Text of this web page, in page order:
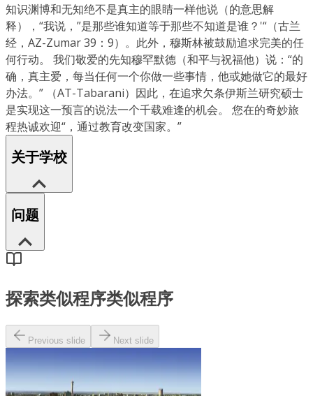
知识渊博和无知绝不是真主的眼睛一样他说（的意思解
释），“我说，”是那些谁知道等于那些不知道是谁？'“（古兰
经，AZ-Zumar 39：9）。此外，穆斯林被鼓励追求完美的任
何行动。 我们敬爱的先知穆罕默德（和平与祝福他）说：“的
确，真主爱，每当任何一个你做一些事情，他或她做它的最好
办法。” （AT-Tabarani）因此，在追求欠条伊斯兰研究硕士
是实现这一预言的说法一个千载难逢的机会。 您在的奇妙旅
程热诚欢迎“，通过教育改变国家。”
关于学校
问题
探索类似程序类似程序
Previous slide Next slide